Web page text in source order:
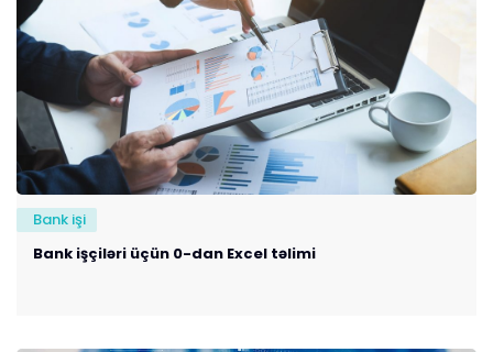
Bank işi
Bank işçiləri üçün 0-dan Excel təlimi